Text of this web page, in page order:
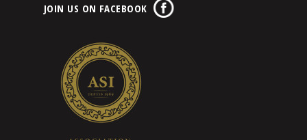
JOIN US ON FACEBOOK